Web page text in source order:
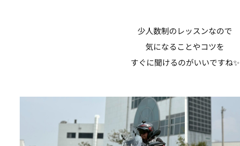
少人数制のレッスンなので
気になることやコツを
すぐに聞けるのがいいですね✨